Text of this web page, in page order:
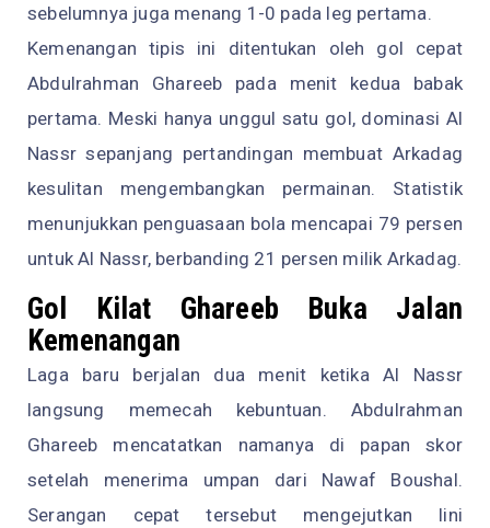
sebelumnya juga menang 1-0 pada leg pertama.
Kemenangan tipis ini ditentukan oleh gol cepat
Abdulrahman Ghareeb pada menit kedua babak
pertama. Meski hanya unggul satu gol, dominasi Al
Nassr sepanjang pertandingan membuat Arkadag
kesulitan mengembangkan permainan. Statistik
menunjukkan penguasaan bola mencapai 79 persen
untuk Al Nassr, berbanding 21 persen milik Arkadag.
Gol Kilat Ghareeb Buka Jalan
Kemenangan
Laga baru berjalan dua menit ketika Al Nassr
langsung memecah kebuntuan. Abdulrahman
Ghareeb mencatatkan namanya di papan skor
setelah menerima umpan dari Nawaf Boushal.
Serangan cepat tersebut mengejutkan lini